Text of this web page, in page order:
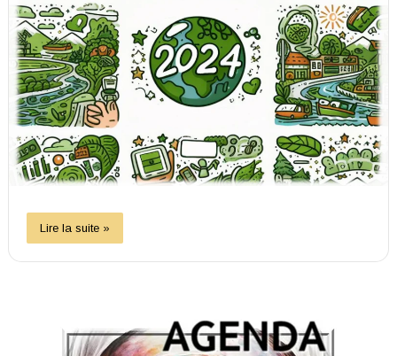
Lire la suite »